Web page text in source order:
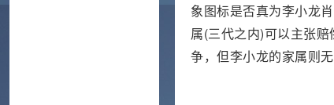
象图标是否真为李小龙
属(三代之内)可以主张
争，但李小龙的家属则